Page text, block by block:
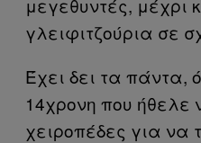
γλειφιτζούρια σε
Έχει δει τα πάντα,
14χρονη που ήθελε
χειροπέδες για να